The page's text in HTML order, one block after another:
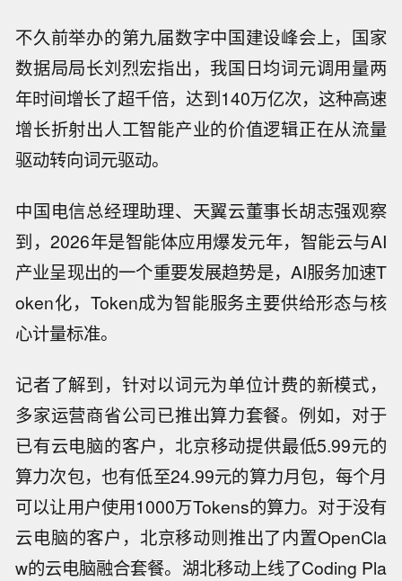
不久前举办的第九届数字中国建设峰会上，国家
数据局局长刘烈宏指出，我国日均词元调用量两
年时间增长了超千倍，达到140万亿次，这种高速
增长折射出人工智能产业的价值逻辑正在从流量
驱动转向词元驱动。
中国电信总经理助理、天翼云董事长胡志强观察
到，2026年是智能体应用爆发元年，智能云与AI
产业呈现出的一个重要发展趋势是，AI服务加速T
oken化，Token成为智能服务主要供给形态与核
心计量标准。
记者了解到，针对以词元为单位计费的新模式，
多家运营商省公司已推出算力套餐。例如，对于
已有云电脑的客户，北京移动提供最低5.99元的
算力次包，也有低至24.99元的算力月包，每个月
可以让用户使用1000万Tokens的算力。对于没有
云电脑的客户，北京移动则推出了内置OpenCla
w的云电脑融合套餐。湖北移动上线了Coding Pla